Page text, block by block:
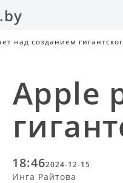
над созданием
Apple
18:462024-12-15
Инга Райтова